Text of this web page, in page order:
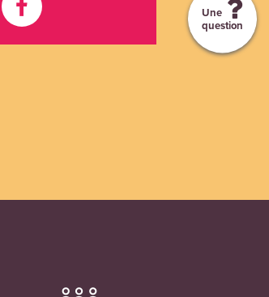
Une
question